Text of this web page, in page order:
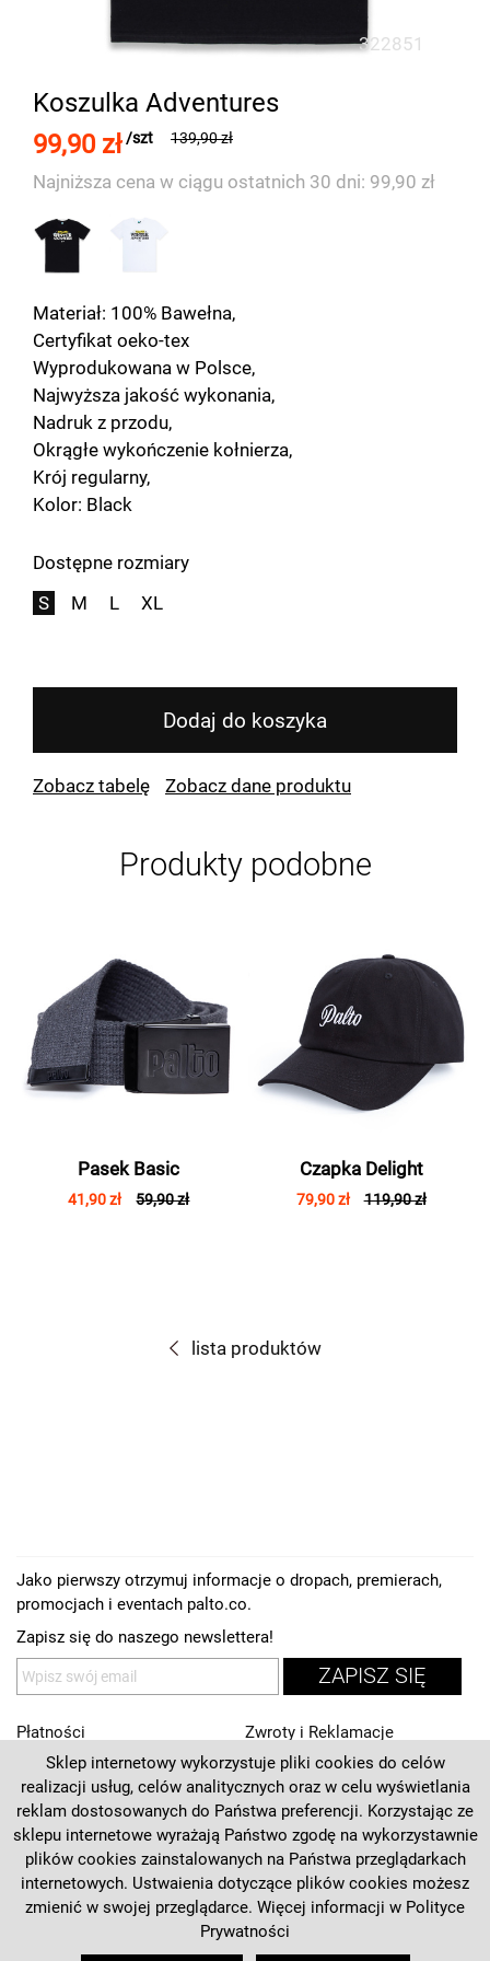
Sklep internetowy wykorzystuje pliki cookies do celów
realizacji usług, celów analitycznych oraz w celu wyświetlania
reklam dostosowanych do Państwa preferencji. Korzystając ze
sklepu internetowe wyrażają Państwo zgodę na wykorzystawnie
plików cookies zainstalowanych na Państwa przeglądarkach
internetowych. Ustwaienia dotyczące plików cookies możesz
zmienić w swojej przeglądarce. Więcej informacji w Polityce
Prywatności
Koszulka Adventures
322851
99,90 zł /szt 139,90 zł
Najniższa cena w ciągu ostatnich 30 dni: 99,90 zł
Materiał: 100% Bawełna,
Certyfikat oeko-tex
Wyprodukowana w Polsce,
Najwyższa jakość wykonania,
Nadruk z przodu,
Okrągłe wykończenie kołnierza,
Krój regularny,
Kolor: Black
Dostępne rozmiary
S
M L XL
Dodaj do koszyka
Zobacz tabelę Zobacz dane produktu
Produkty podobne
Pasek Basic
41,90 zł 59,90 zł
Czapka Delight
79,90 zł 119,90 zł
lista produktów
Jako pierwszy otrzymuj informacje o dropach, premierach,
promocjach i eventach palto.co.
Zapisz się do naszego newslettera!
ZAPISZ SIĘ
Płatności
Regulamin
Polityka prywatności
Deklaracja dostępności
Zwroty i Reklamacje
Kontakt
O nas
+48 537 125 270